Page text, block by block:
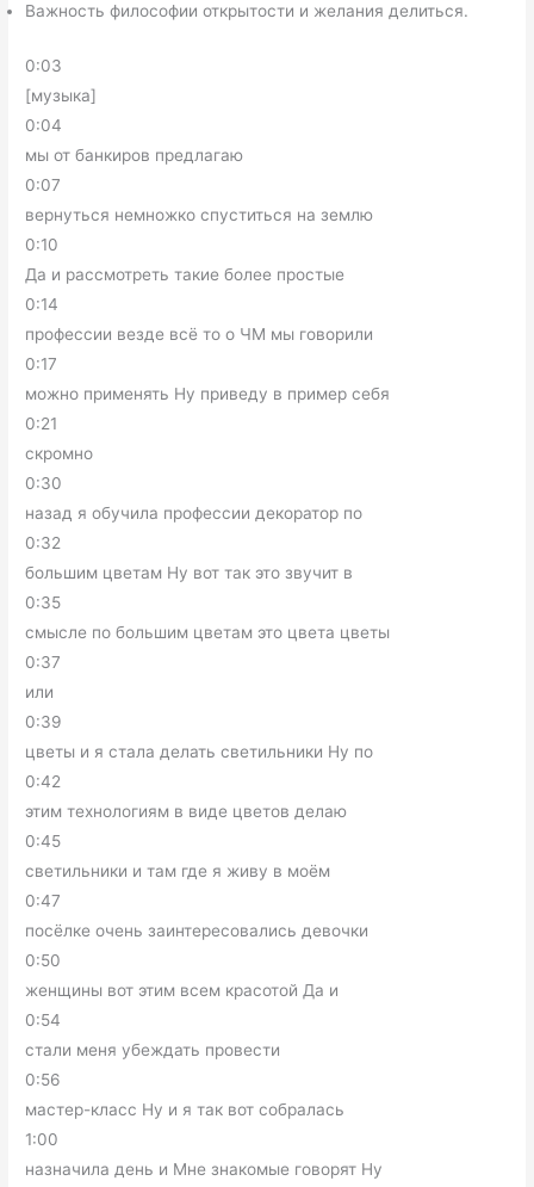
Важность философии открытости и желания делиться.
0:03
[музыка]
0:04
мы от банкиров предлагаю
0:07
вернуться немножко спуститься на землю
0:10
Да и рассмотреть такие более простые
0:14
профессии везде всё то о ЧМ мы говорили
0:17
можно применять Ну приведу в пример себя
0:21
скромно
0:30
назад я обучила профессии декоратор по
0:32
большим цветам Ну вот так это звучит в
0:35
смысле по большим цветам это цвета цветы
0:37
или
0:39
цветы и я стала делать светильники Ну по
0:42
этим технологиям в виде цветов делаю
0:45
светильники и там где я живу в моём
0:47
посёлке очень заинтересовались девочки
0:50
женщины вот этим всем красотой Да и
0:54
стали меня убеждать провести
0:56
мастер-класс Ну и я так вот собралась
1:00
назначила день и Мне знакомые говорят Ну